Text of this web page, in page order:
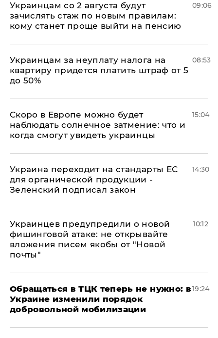
Украинцам со 2 августа будут
зачислять стаж по новым правилам:
кому станет проще выйти на пенсию
09:06
Украинцам за неуплату налога на
квартиру придется платить штраф от 5
до 50%
08:53
Скоро в Европе можно будет
наблюдать солнечное затмение: что и
когда смогут увидеть украинцы
15:04
Украина переходит на стандарты ЕС
для органической продукции -
Зеленский подписал закон
14:30
Украинцев предупредили о новой
фишинговой атаке: не открывайте
вложения писем якобы от "Новой
почты"
10:12
Обращаться в ТЦК теперь не нужно: в
Украине изменили порядок
добровольной мобилизации
19:24